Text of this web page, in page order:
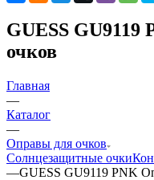
GUESS
очков
Главная
—
Каталог
—
Оправы для очков
Солнцезащитные очки
—GUESS GU9119 PNK